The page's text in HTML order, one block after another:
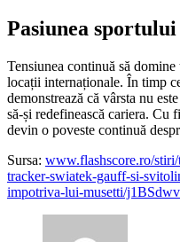
Pasiunea
Tensiunea continuă să
locații internaționale. În timp
demonstrează că vârsta nu
să-și redefinească cariera. Cu
devin o poveste continuă
Sursa: www.flashscore.ro/
tracker-swiatek-gauff-si-
impotriva-lui-musetti/